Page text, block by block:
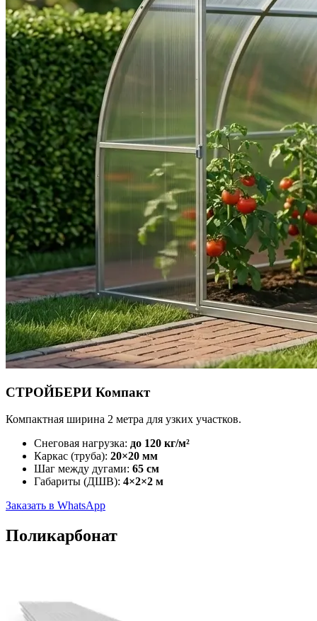
СТРОЙБЕРИ Компакт
Компактная ширина 2 метра для узких участков.
Снеговая нагрузка: до 120 кг/м²
Каркас (труба): 20×20 мм
Шаг между дугами: 65 см
Габариты (ДШВ): 4×2×2 м
Заказать в WhatsApp
Поликарбонат